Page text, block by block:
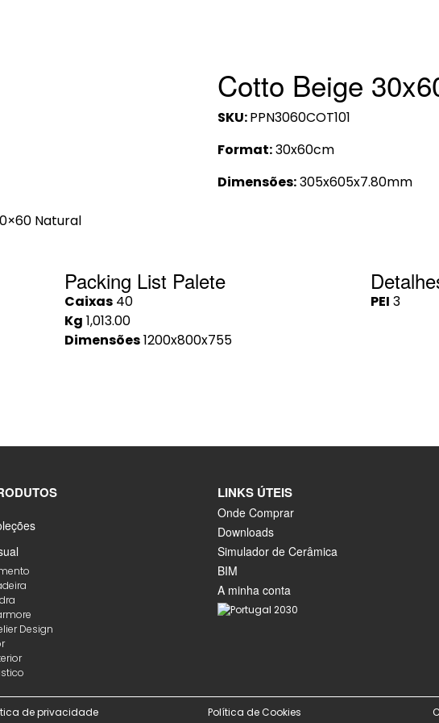
Cotto Beige
SKU:PPN3060COT101
Format:30x60cm
Dimensões:305x605x7.80mm
Natural
Packing List Palete
Caixas 40
Kg 1,013.00
Dimensões1200x800x755
PEI 3
Design
LINKS ÚTEIS
Onde Comprar
Downloads
Simulador de Cerâmica
BIM
A minha conta
de privacidade Política de Cookies